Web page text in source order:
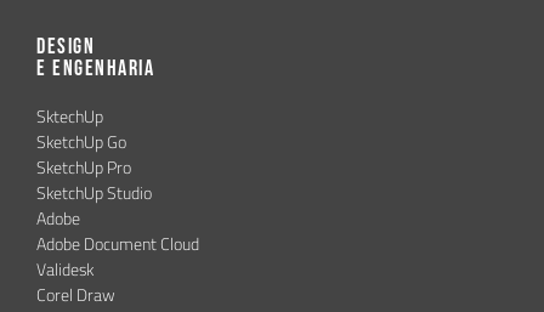
Design
e Engenharia
SktechUp
SketchUp Go
SketchUp Pro
SketchUp Studio
Adobe
Adobe Document Cloud
Validesk
Corel Draw